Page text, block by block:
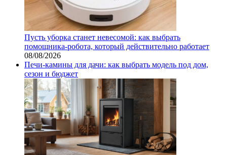
Пусть уборка станет невесомой: как выбрать
помощника‑робота, который действительно работает
08/08/2026
Печи-камины для дачи: как выбрать модель под дом,
сезон и бюджет